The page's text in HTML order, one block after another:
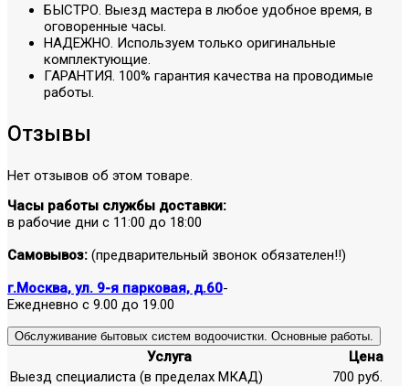
БЫСТРО. Выезд мастера в любое удобное время, в
оговоренные часы.
НАДЕЖНО. Используем только оригинальные
комплектующие.
ГАРАНТИЯ. 100% гарантия качества на проводимые
работы.
Отзывы
Нет отзывов об этом товаре.
Часы работы службы доставки:
в рабочие дни с 11:00 до 18:00
Самовывоз: (предварительный звонок обязателен!!)
г.Москва, ул. 9-я парковая, д.60-
Ежедневно с 9.00 до 19.00
Обслуживание бытовых систем водоочистки. Основные работы.
Услуга
Цена
Выезд специалиста (в пределах МКАД)
700 руб.